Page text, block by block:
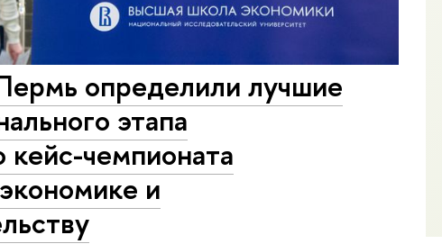
определили лучшие
этапа
кейс-чемпионата
и